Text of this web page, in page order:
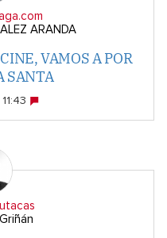
ARANDA
VAMOS A POR
SANTA